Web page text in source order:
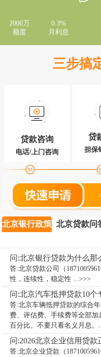
2000万
额度
0.3%
月利息
三步搞
贷款咨询
电话/上门咨询
贷
担保
北京银行政策 北京贷款问
问:北京银行贷款为什么那
答:北京贷款公司（
性，连续性，稳定性 ...>>>
问:北京汽车抵押贷款10个
答:北京车辆抵押贷款的综合
费、评估费、手续费等全部
百分比。不要只看名义月息。
问:2026北京企业信用贷款
答:北京企业贷款（